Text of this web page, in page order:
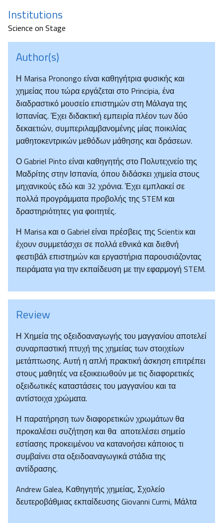
Institutions
Science on Stage
Author(s)
Η Marisa Pronongo είναι καθηγήτρια φυσικής και
χημείας που τώρα εργάζεται στο Principia, ένα
διαδραστικό μουσείο επιστημών στη Μάλαγα της
Ισπανίας. Έχει διδακτική εμπειρία πλέον των δύο
δεκαετιών, συμπεριλαμβανομένης μίας ποικιλίας
μαθητοκεντρικών μεθόδων μάθησης και δράσεων.
Ο Gabriel Pinto είναι καθηγητής στο Πολυτεχνείο της
Μαδρίτης στην Ισπανία, όπου διδάσκει χημεία στους
μηχανικούς εδώ και 32 χρόνια. Έχει εμπλακεί σε
πολλά προγράμματα προβολής της STEM και
δραστηριότητες για φοιτητές.
Η Marisa και ο Gabriel είναι πρέσβεις της Scientix και
έχουν συμμετάσχει σε πολλά εθνικά και διεθνή
φεστιβάλ επιστημών και εργαστήρια παρουσιάζοντας
πειράματα για την εκπαίδευση με την εφαρμογή STEM.
Review
Η Χημεία της οξειδοαναγωγής του μαγγανίου αποτελεί
συναρπαστική πτυχή της χημείας των στοιχείων
μετάπτωσης. Αυτή η απλή πρακτική άσκηση επιτρέπει
στους μαθητές να εξοικειωθούν με τις διαφορετικές
οξειδωτικές καταστάσεις του μαγγανίου και τα
αντίστοιχα χρώματα.
Η παρατήρηση των διαφορετικών χρωμάτων θα
προκαλέσει συζήτηση και θα αποτελέσει σημείο
εστίασης προκειμένου να κατανοήσει κάποιος τι
συμβαίνει στα οξειδοαναγωγικά στάδια της
αντίδρασης.
Andrew Galea, Καθηγητής χημείας, Σχολείο
δευτεροβάθμιας εκπαίδευσης Giovanni Curmi, Μάλτα